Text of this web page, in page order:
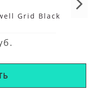
Grid Black